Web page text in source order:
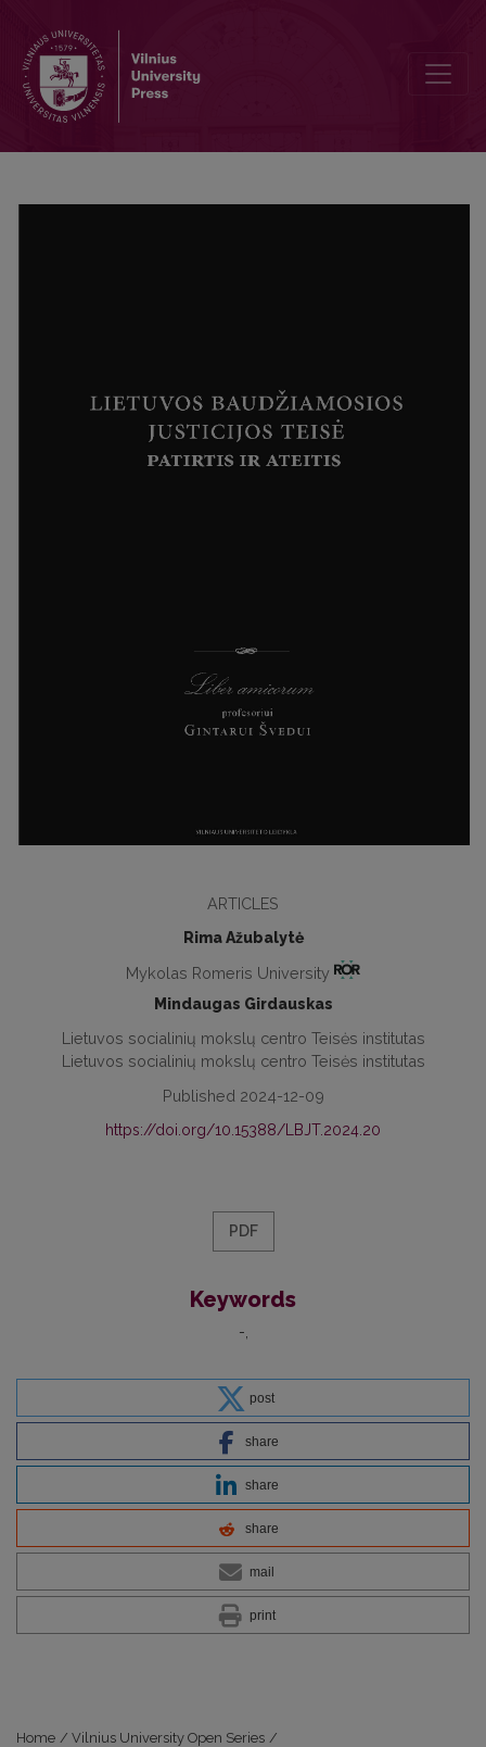
ARTICLES
Rima Ažubalytė
Mykolas Romeris University
Mindaugas Girdauskas
Lietuvos socialinių mokslų centro Teisės institutas
Lietuvos socialinių mokslų centro Teisės institutas
Published 2024-12-09
https://doi.org/10.15388/LBJT.2024.20
PDF
Keywords
-
post
share
share
share
mail
print
Home / Vilnius University Open Series /